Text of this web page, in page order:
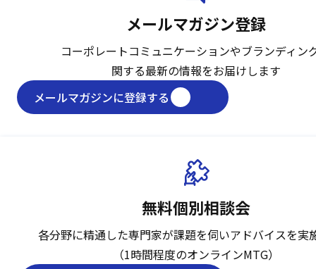
メールマガジン登録
コーポレートコミュニケーションやブランディン
関する最新の情報をお届けします
メールマガジンに登録する
無料個別相談会
各分野に精通した専門家が課題を伺いアドバイスを実
（1時間程度のオンラインMTG）